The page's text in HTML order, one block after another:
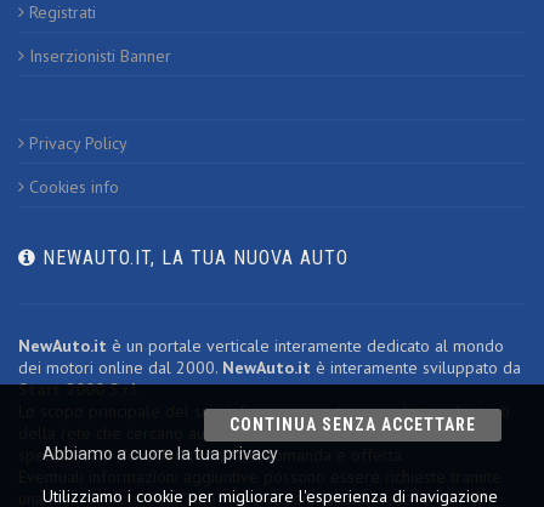
Registrati
Inserzionisti Banner
Privacy Policy
Cookies info
NEWAUTO.IT, LA TUA NUOVA AUTO
NewAuto.it è un portale verticale interamente dedicato al mondo
dei motori online dal 2000. NewAuto.it è interamente sviluppato da
Start 2000 S.r.l.
Lo scopo principale del sito è fornire risposte immediate agli utenti
della rete che cercano autovetture usate, fornendo un ambiente
specializzato dove far incontrare domanda e offerta.
una mail "precompilata " che viene spedita direttamente a tutti gli
CONTINUA SENZA ACCETTARE
Abbiamo a cuore la tua privacy
Utilizziamo i cookie per migliorare l'esperienza di navigazione